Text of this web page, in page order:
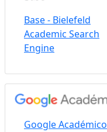
Base - Bielefeld
Academic Search
Engine
Google Académico